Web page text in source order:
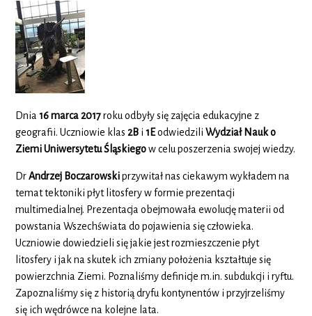
Dnia16 marca 2017roku odbyły się zajęcia edukacyjne z
geografii. Uczniowie klas 2B i1EodwiedziliWydział Nauk o
Ziemi Uniwersytetu Śląskiegow celu poszerzenia swojej wiedzy.
DrAndrzej Boczarowskiprzywitał nas ciekawym wykładem na
temat tektoniki płyt litosfery w formie prezentacji
multimedialnej. Prezentacja obejmowała ewolucję materii od
powstania Wszechświata do pojawienia się człowieka.
Uczniowie dowiedzieli się jakie jest rozmieszczenie płyt
litosfery i jak na skutek ich zmiany położenia kształtuje się
powierzchnia Ziemi. Poznaliśmy definicje m.in. subdukcji i ryftu.
Zapoznaliśmy się z historią dryfu kontynentów i przyjrzeliśmy
się ich wędrówce na kolejne lata.